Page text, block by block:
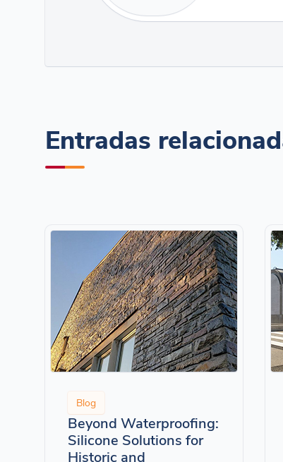
Entradas
Blog
Beyond Waterproofing:
Silicone Solutions for
Historic and